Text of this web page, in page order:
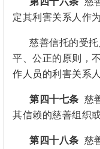
定其利害关系人作
慈善信托的受
平、公正的原则，
作人员的利害关系
第四十七条 慈
其信赖的慈善组织
第四十八条 慈